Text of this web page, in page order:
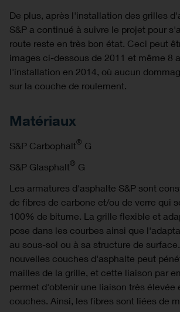
De plus, après l'installation des grilles
S&P a continué à suivre le projet pour
route reste en très bon état. Ceci peut
images ci-dessous de 2011 et même 8
l'installation en 2014, où aucun
sur la couche de roulement.
Matériaux
S&P Carbophalt® G
S&P Glasphalt® G
Les armatures d'asphalte S&P sont
de fibres de carbone et/ou de verre qui
100% de bitume. La grille flexible et
pose dans les courbes ainsi que
au sous-sol ou à sa structure de
nouvelles couches d'asphalte peut
mailles de la grille, et cette liaison par
permet d'obtenir une liaison très élevée
couches. Ainsi, les fibres sont liées de